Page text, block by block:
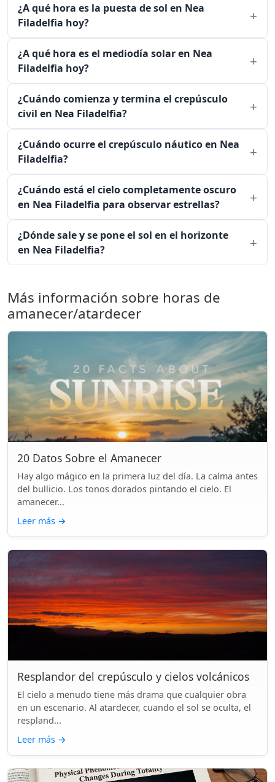
¿A qué hora es la puesta de sol en Nea
Filadelfia hoy?
¿A qué hora es el mediodía solar en Nea
Filadelfia hoy?
¿Cuándo comienza y termina el crepúsculo
civil en Nea Filadelfia?
¿Cuándo ocurre el crepúsculo náutico en Nea
Filadelfia?
¿Cuándo está el cielo completamente oscuro
en Nea Filadelfia para observar estrellas?
¿Dónde sale y se pone el sol en el horizonte
en Nea Filadelfia?
Más información sobre horas de
amanecer/atardecer
20 Datos Sobre el Amanecer
Hay algo mágico en la primera luz del día. La calma antes
del bullicio. Los tonos dorados pintando el cielo. El
amanecer...
Leer más →
Resplandor del crepúsculo y cielos volcánicos
El cielo a menudo tiene más drama que cualquier obra
en un escenario. Al atardecer, cuando el sol se oculta, el
respland...
Leer más →